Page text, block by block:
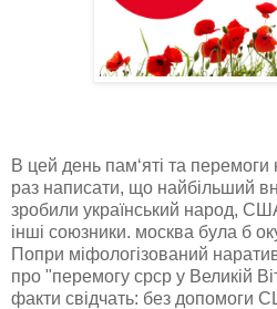
В цей день пам‘яті та
раз написати, що найбільший
зробили український народ,
інші союзники. москва була б
Попри міфологізований
про "перемогу срср у Великій
факти свідчать: без допомоги